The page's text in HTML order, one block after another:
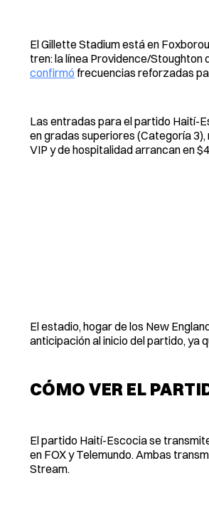
El Gillette Stadium está en
tren: la línea Providence/
confirmó frecuencias reforzadas
Las entradas para el partido Haití-
en gradas superiores (Categoría
VIP y de hospitalidad arrancan en
El estadio, hogar de los New
anticipación al inicio del partido, ya
CÓMO VER EL
El partido Haití-Escocia se
en FOX y Telemundo. Ambas
Stream.